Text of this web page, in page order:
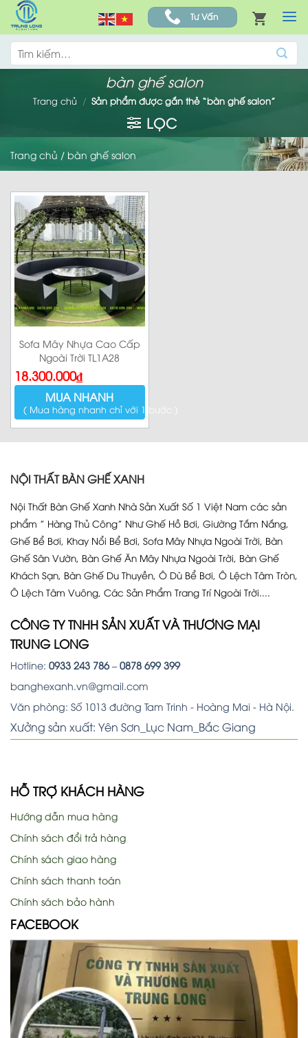
Skip
content
Tư Vấn
Tìm
kiếm:
bàn ghế salon
Trang chủ / Sản phẩm được gắn thẻ “bàn ghế salon”
LỌC
Trang chủ / bàn ghế salon
Sofa Mây Nhựa Cao Cấp
Ngoài Trời TL1A28
18.300.000₫
MUA NHANH
( Mua hàng nhanh chỉ với 1 bước )
NỘI THẤT BÀN GHẾ XANH
Nội Thất Bàn Ghế Xanh Nhà Sản Xuất Số 1 Việt Nam các sản
phẩm ” Hàng Thủ Công” Như Ghế Hồ Bơi, Giường Tắm Nắng,
Ghế Bể Bơi, Khay Nổi Bể Bơi, Sofa Mây Nhựa Ngoài Trời, Bàn
Ghế Sân Vườn, Bàn Ghế Ăn Mây Nhựa Ngoài Trời, Bàn Ghế
Khách Sạn, Bàn Ghế Du Thuyền, Ô Dù Bể Bơi, Ô Lệch Tâm Tròn,
Ô Lệch Tâm Vuông, Các Sản Phẩm Trang Trí Ngoài Trời....
CÔNG TY TNHH SẢN XUẤT VÀ THƯƠNG MẠI
TRUNG LONG
Hotline: 0933 243 786– 0878 699 399
banghexanh.vn@gmail.com
Văn phòng: Số 1013 đường Tam Trinh - Hoàng Mai - Hà Nội.
Xưởng sản xuất: Yên Sơn_Lục Nam_Bắc Giang
HỖ TRỢ KHÁCH HÀNG
Hướng dẫn mua hàng
Chính sách đổi trả hàng
Chính sách giao hàng
Chính sách thanh toán
Chính sách bảo hành
FACEBOOK